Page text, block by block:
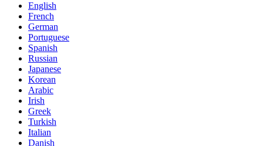
English
French
German
Portuguese
Spanish
Russian
Japanese
Korean
Arabic
Irish
Greek
Turkish
Italian
Danish